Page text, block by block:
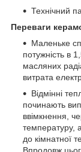
Технічний
Переваги
Маленьке
потужність в
масляних
витрата
Відмінні
починають
ввімкнення,
температуру,
до кімнатної
Впродовж